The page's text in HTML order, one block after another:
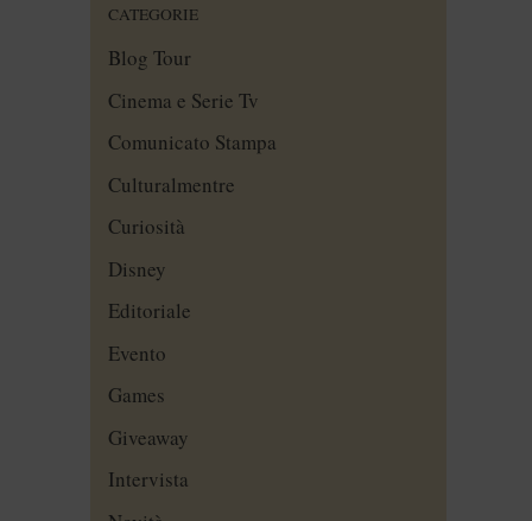
CATEGORIE
Blog Tour
Cinema e Serie Tv
Comunicato Stampa
Culturalmentre
Curiosità
Disney
Editoriale
Evento
Games
Giveaway
Intervista